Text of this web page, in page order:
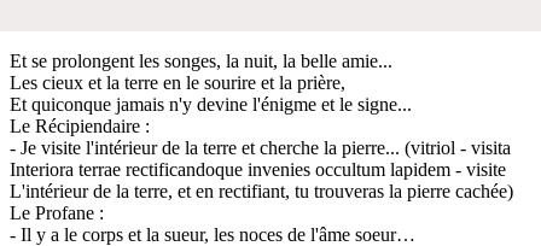
Et se prolongent les songes, la nuit, la belle amie...
Les cieux et la terre en le sourire et la prière,
Et quiconque jamais n'y devine l'énigme et le signe...
Le Récipiendaire :
- Je visite l'intérieur de la terre et cherche la pierre... (vitriol - visita
Interiora terrae rectificandoque invenies occultum lapidem - visite
L'intérieur de la terre, et en rectifiant, tu trouveras la pierre cachée)
Le Profane :
- Il y a le corps et la sueur, les noces de l'âme soeur…